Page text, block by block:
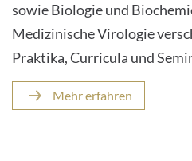
sowie Biologie und
Medizinische Virologie
Praktika, Curricula und
Mehr erfahren